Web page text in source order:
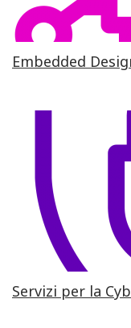
Embedded
Servizi per la